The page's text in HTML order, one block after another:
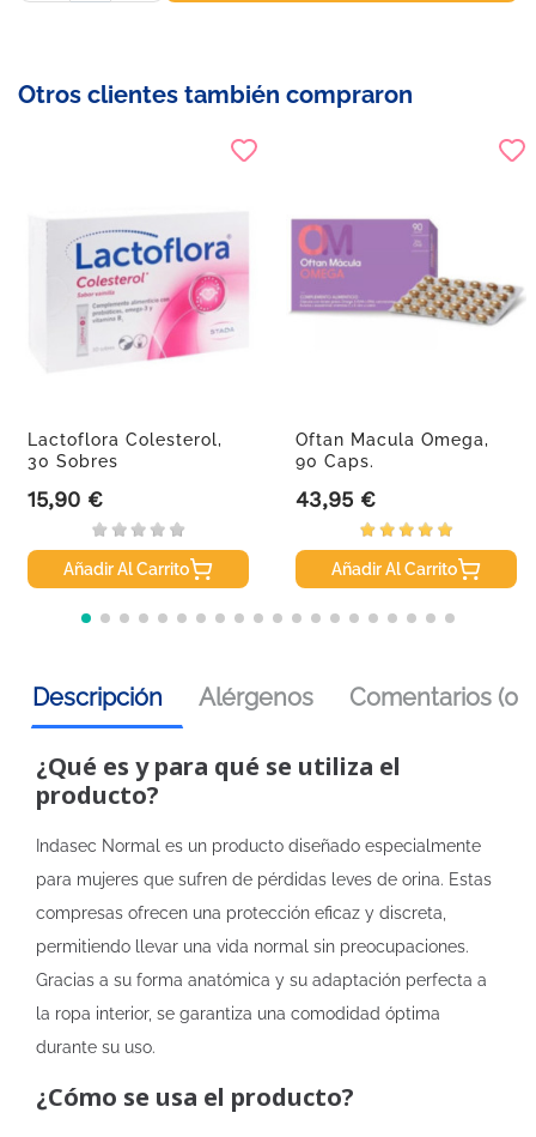
Otros clientes también compraron
Lactoflora Colesterol,
30 Sobres
Precio
15,90 €
Añadir Al Carrito
Oftan Macula Omega,
90 Caps.
Precio
43,95 €
Añadir Al Carrito
Descripción Alérgenos Comentarios (0)
¿Qué es y para qué se utiliza el
producto?
Indasec Normal es un producto diseñado especialmente
para mujeres que sufren de pérdidas leves de orina. Estas
compresas ofrecen una protección eficaz y discreta,
permitiendo llevar una vida normal sin preocupaciones.
Gracias a su forma anatómica y su adaptación perfecta a
la ropa interior, se garantiza una comodidad óptima
durante su uso.
¿Cómo se usa el producto?